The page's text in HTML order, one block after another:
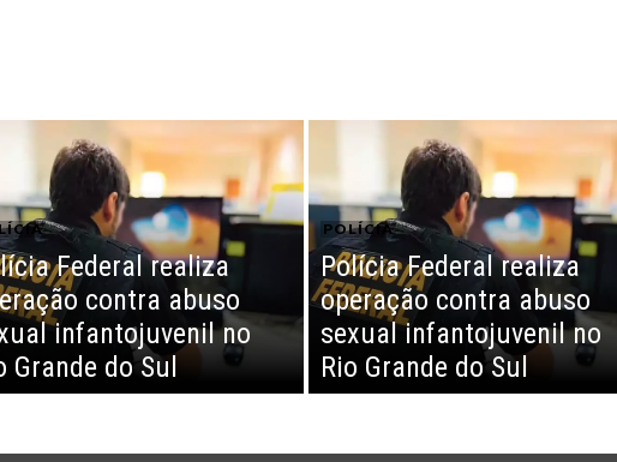
Federal realiza
contra abuso
infantojuvenil no
Grande do Sul
POLÍCIA
Polícia Federal realiza
operação contra abuso
sexual infantojuvenil no
Rio Grande do Sul